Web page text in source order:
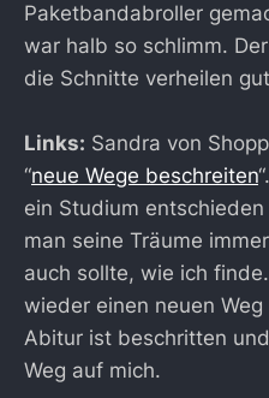
Paketbandabroller
war halb so schlimm.
die Schnitte verheilen
Links: Sandra von
“neue Wege beschreiten
ein Studium
man seine Träume
auch sollte, wie ich
wieder einen neuen
Abitur ist beschritten
Weg auf mich.